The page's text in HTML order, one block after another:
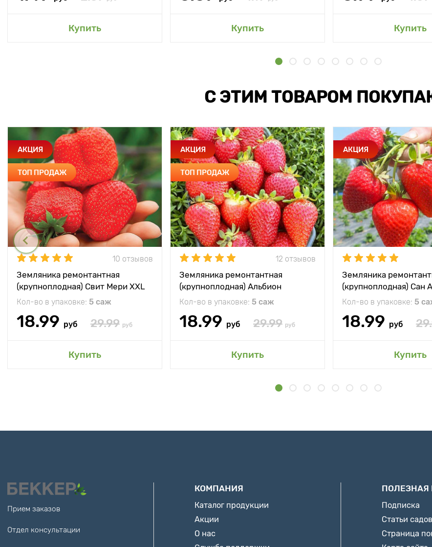
Купить Купить Купить
С ЭТИМ ТОВАРОМ
АКЦИЯ
ТОП ПРОДАЖ
10 отзывов
Земляника ремонтантная
(крупноплодная) Свит Мери XXL
Кол-во в упаковке: 5 саж
18.99 руб 29.99 руб
Купить
АКЦИЯ
ТОП ПРОДАЖ
12 отзывов
Земляника ремонтантная
(крупноплодная) Альбион
Кол-во в упаковке: 5 саж
18.99 руб 29.99 руб
Купить
АКЦИЯ
Земляника
(крупноплодная) Сан
Кол-во в упаковке: 5
18.99 руб
Купить
Прием заказов
Отдел консультации
КОМПАНИЯ
Каталог продукции
Акции
О нас
Подписка
Статьи
Страница